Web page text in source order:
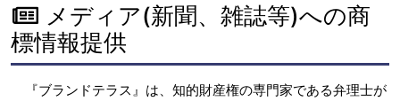
メディア(新聞、雑誌等)への商
標情報提供
『ブランドテラス』は、知的財産権の専門家である弁理士が